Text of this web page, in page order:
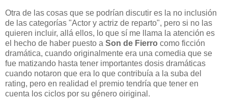
Otra de las cosas que se podrían discutir es la no inclusión
de las categorías "Actor y actriz de reparto", pero si no las
quieren incluir, allá ellos, lo que sí me llama la atención es
el hecho de haber puesto a Son de Fierro como ficción
dramática, cuando originalmente era una comedia que se
fue matizando hasta tener importantes dosis dramáticas
cuando notaron que era lo que contribuía a la suba del
rating, pero en realidad el premio tendría que tener en
cuenta los ciclos por su género oiriginal.